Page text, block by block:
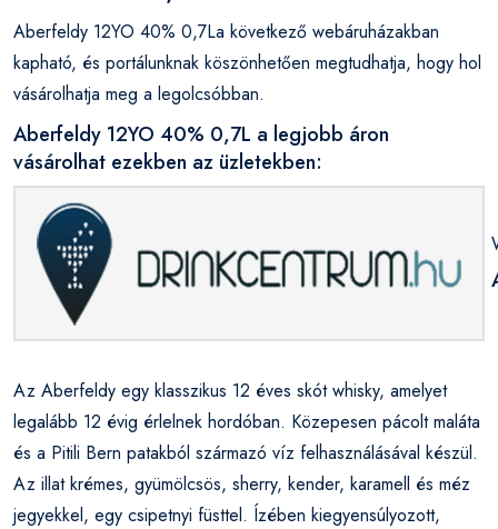
Aberfeldy 12YO 40% 0,7La következő webáruházakban
kapható, és portálunknak köszönhetően megtudhatja, hogy hol
vásárolhatja meg a legolcsóbban.
Aberfeldy 12YO 40% 0,7L a legjobb áron
vásárolhat ezekben az üzletekben:
Az Aberfeldy egy klasszikus 12 éves skót whisky, amelyet
legalább 12 évig érlelnek hordóban. Közepesen pácolt maláta
és a Pitili Bern patakból származó víz felhasználásával készül.
Az illat krémes, gyümölcsös, sherry, kender, karamell és méz
jegyekkel, egy csipetnyi füsttel. Ízében kiegyensúlyozott,